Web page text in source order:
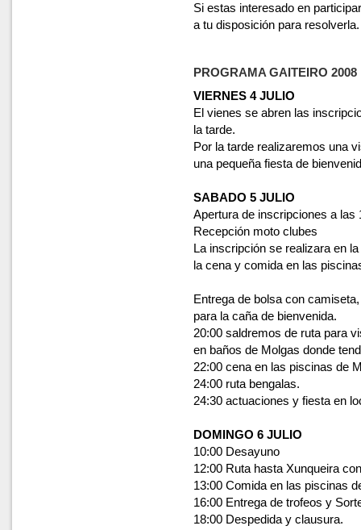
Si estas interesado en
a tu disposición para resolverla.
PROGRAMA GAITEIRO 2008
VIERNES 4 JULIO
El vienes se abren las
la tarde.
Por la tarde realizaremos una
una pequeña fiesta de
SABADO 5 JULIO
Apertura de inscripciones a las
Recepción moto clubes
La inscripción se realizara en
la cena y comida en las
Entrega de bolsa con
para la caña de bienvenida.
20:00 saldremos de ruta para
en baños de Molgas donde
22:00 cena en las piscinas de
24:00 ruta bengalas.
24:30 actuaciones y fiesta en
DOMINGO 6 JULIO
10:00 Desayuno
12:00 Ruta hasta Xunqueira
13:00 Comida en las piscinas
16:00 Entrega de trofeos y
18:00 Despedida y clausura.